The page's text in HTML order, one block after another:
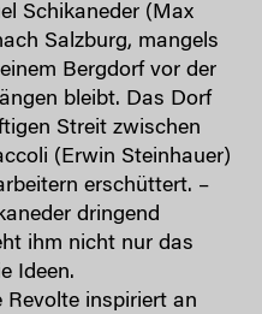
Schikaneder (Max
Salzburg, mangels
Bergdorf vor der
bleibt. Das Dorf
Streit zwischen
(Erwin Steinhauer)
erschüttert. –
dringend
ihm nicht nur das
Ideen.
Revolte inspiriert an